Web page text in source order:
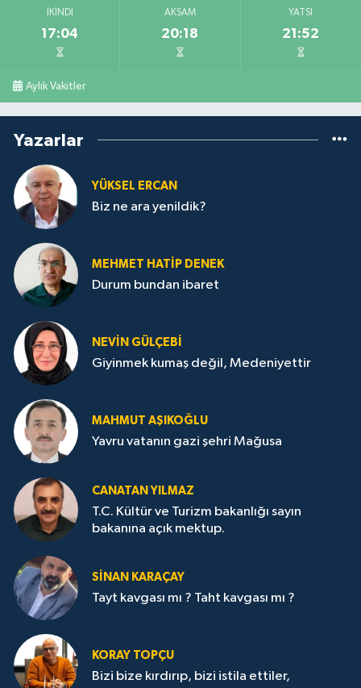
İKINDI
17:04
AKŞAM
20:18
YATSI
21:52
Aylık Vakitler
Yazarlar
YÜKSEL ERCAN
Biz ne ara yenildik?
MEHMET HATİP DENEK
Durum bundan ibaret
NEVİN GÜLÇEBİ
Giyinmek kumaş değil, Medeniyettir
MAHMUT AŞIKOĞLU
Yavru vatanın gazi şehri Mağusa
CANATAN YILMAZ
T.C. Kültür ve Turizm bakanlığı sayın
bakanına açık mektup.
SİNAN KARAÇAY
Tayt kavgası mı ? Taht kavgası mı ?
KORAY TOPÇU
Bizi bize kırdırıp, bizi istila ettiler,